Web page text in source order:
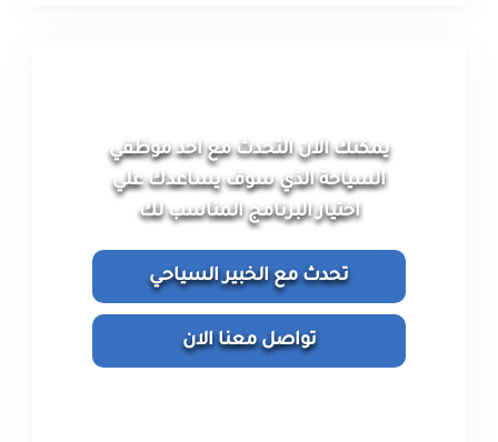
يمكنك الان التحدث مع احد موظفي
السياحة الذي سوف يساعدك علي
اختيار البرنامج المناسب لك
تحدث مع الخبير السياحي
تواصل معنا الان